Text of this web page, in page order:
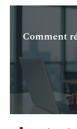
Comment